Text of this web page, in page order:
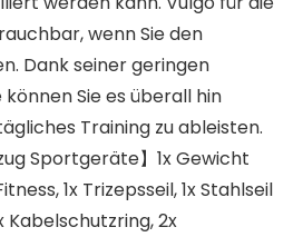
wenn Sie den
Dank seiner geringen
Sie es überall hin
Training zu ableisten.
Sportgeräte】1x Gewicht
1x Trizepsseil, 1x Stahlseil
Kabelschutzring, 2x